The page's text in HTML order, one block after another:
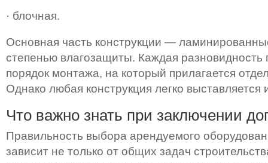
· блочная.
Основная часть конструкции —
степенью влагозащиты. Каждая разновидность
порядок монтажа, на который прилагается
Однако любая конструкция легко выставляется
Что важно знать при заключении
Правильность выбора арендуемого
зависит не только от общих задач